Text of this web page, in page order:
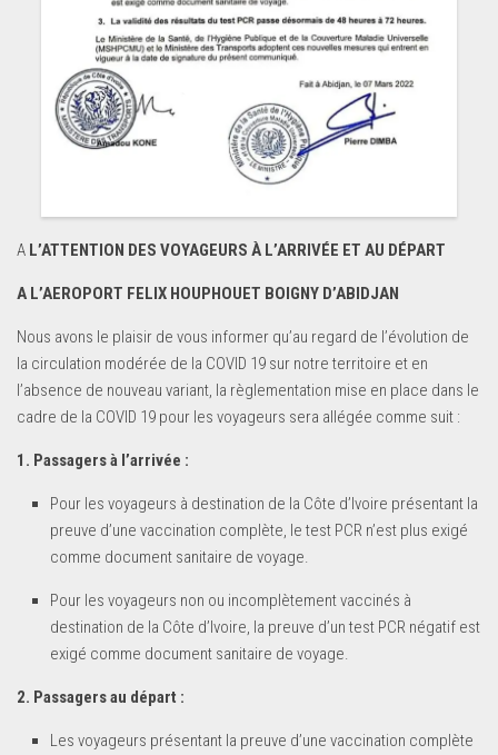
A L’ATTENTION DES VOYAGEURS À L’ARRIVÉE ET AU DÉPART
A L’AEROPORT FELIX HOUPHOUET BOIGNY D’ABIDJAN
Nous avons le plaisir de vous informer qu’au regard de l’évolution de
la circulation modérée de la COVID 19 sur notre territoire et en
l’absence de nouveau variant, la règlementation mise en place dans le
cadre de la COVID 19 pour les voyageurs sera allégée comme suit :
1. Passagers à l’arrivée :
Pour les voyageurs à destination de la Côte d’Ivoire présentant la
preuve d’une vaccination complète, le test PCR n’est plus exigé
comme document sanitaire de voyage.
Pour les voyageurs non ou incomplètement vaccinés à
destination de la Côte d’Ivoire, la preuve d’un test PCR négatif est
exigé comme document sanitaire de voyage.
2. Passagers au départ :
Les voyageurs présentant la preuve d’une vaccination complète